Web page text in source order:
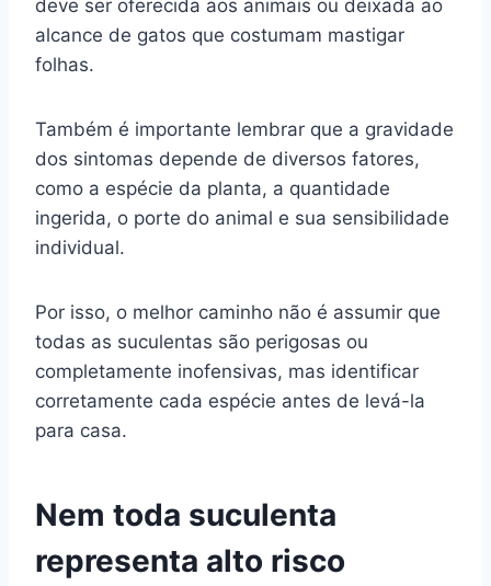
deve ser oferecida aos animais ou deixada ao
alcance de gatos que costumam mastigar
folhas.
Também é importante lembrar que a gravidade
dos sintomas depende de diversos fatores,
como a espécie da planta, a quantidade
ingerida, o porte do animal e sua sensibilidade
individual.
Por isso, o melhor caminho não é assumir que
todas as suculentas são perigosas ou
completamente inofensivas, mas identificar
corretamente cada espécie antes de levá-la
para casa.
Nem toda suculenta
representa alto risco